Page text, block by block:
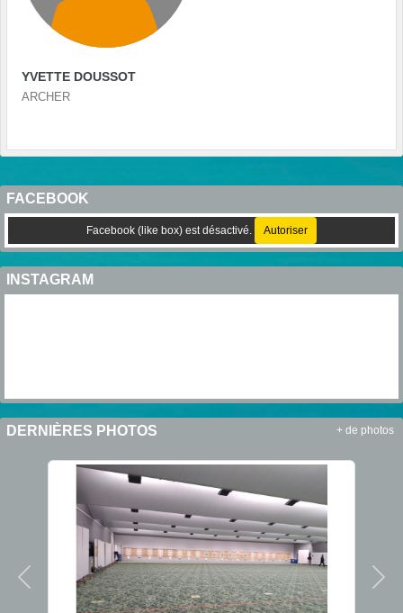
YVETTE DOUSSOT
ARCHER
FACEBOOK
Facebook (like box) est désactivé. Autoriser
INSTAGRAM
DERNIÈRES PHOTOS
Précedent
+ de photos